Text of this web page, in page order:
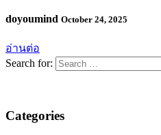
doyoumind October 24, 2025
อ่านต่อ
Search for:
Categories